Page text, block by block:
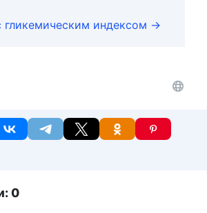
гликемическим индексом →
0